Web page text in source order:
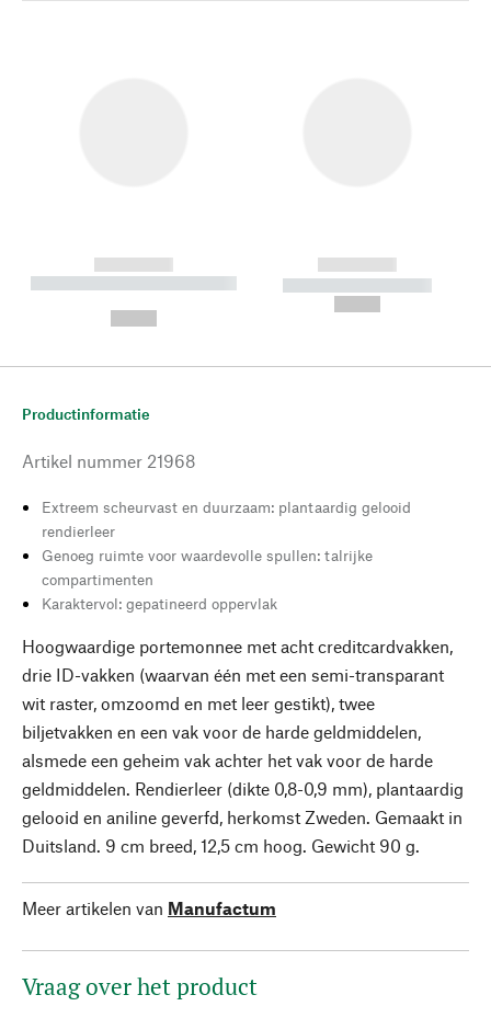
------------
----------- ----------- --------
------------
----------- -----------
Productinformatie
Artikel nummer 21968
Extreem scheurvast en duurzaam: plantaardig gelooid
rendierleer
Genoeg ruimte voor waardevolle spullen: talrijke
compartimenten
Karaktervol: gepatineerd oppervlak
Hoogwaardige portemonnee met acht creditcardvakken,
drie ID-vakken (waarvan één met een semi-transparant
wit raster, omzoomd en met leer gestikt), twee
biljetvakken en een vak voor de harde geldmiddelen,
alsmede een geheim vak achter het vak voor de harde
geldmiddelen. Rendierleer (dikte 0,8-0,9 mm), plantaardig
gelooid en aniline geverfd, herkomst Zweden. Gemaakt in
Duitsland. 9 cm breed, 12,5 cm hoog. Gewicht 90 g.
Meer artikelen van Manufactum
Vraag over het product